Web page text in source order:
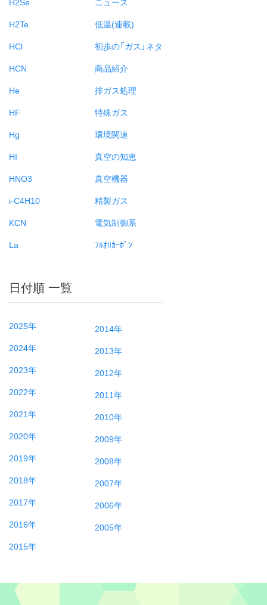
H2Te
HCl
HCN
He
HF
Hg
HI
HNO3
i-C4H10
KCN
La
低温(連載)
初歩の「ガス」ネタ
商品紹介
排ガス処理
特殊ガス
環境関連
真空の知恵
真空機器
精製ガス
電気制御系
ﾌﾙｵﾛｶｰﾎﾞﾝ
日付順 一覧
2025年
2024年
2023年
2022年
2021年
2020年
2019年
2018年
2017年
2016年
2015年
2014年
2013年
2012年
2011年
2010年
2009年
2008年
2007年
2006年
2005年